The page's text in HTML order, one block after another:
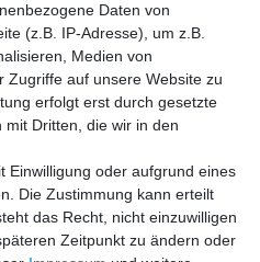
Daten von
(z.B. IP-Adresse), um z.B.
Medien von
Zugriffe auf unsere Website zu
erfolgt erst durch gesetzte
Dritten, die wir in den
Einwilligung oder aufgrund eines
Die Zustimmung kann erteilt
das Recht, nicht einzuwilligen
Zeitpunkt zu ändern oder